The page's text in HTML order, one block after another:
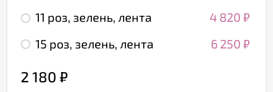
11 роз, зелень, лента
4 820 ₽
15 роз, зелень, лента
6 250 ₽
2 180 ₽